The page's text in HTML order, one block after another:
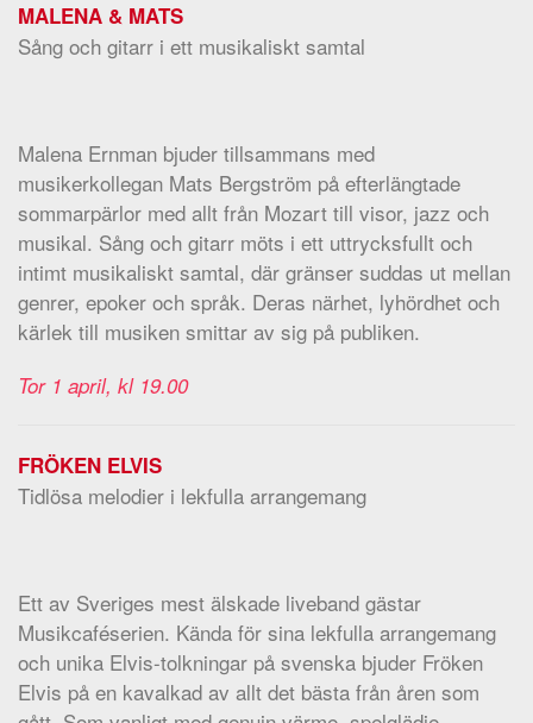
MALENA & MATS
Sång och gitarr i ett musikaliskt samtal
Malena Ernman bjuder tillsammans med
musikerkollegan Mats Bergström på efterlängtade
sommarpärlor med allt från Mozart till visor, jazz och
musikal. Sång och gitarr möts i ett uttrycksfullt och
intimt musikaliskt samtal, där gränser suddas ut mellan
genrer, epoker och språk. Deras närhet, lyhördhet och
kärlek till musiken smittar av sig på publiken.
Tor 1 april, kl 19.00
FRÖKEN ELVIS
Tidlösa melodier i lekfulla arrangemang
Ett av Sveriges mest älskade liveband gästar
Musikcaféserien. Kända för sina lekfulla arrangemang
och unika Elvis-tolkningar på svenska bjuder Fröken
Elvis på en kavalkad av allt det bästa från åren som